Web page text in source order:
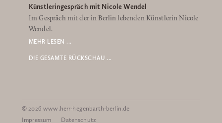
Künstleringespräch mit Nicole Wendel
Im Gespräch mit der in Berlin lebenden Künstlerin Nicole
Wendel.
MEHR LESEN ...
DIE GESAMTE RÜCKSCHAU ...
© 2026 www.herr-hegenbarth-berlin.de
Impressum
Datenschutz